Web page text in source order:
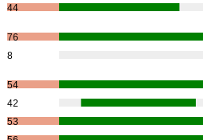
44
76
8
54
42
53